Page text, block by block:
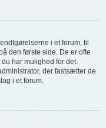
i et forum, til
den første side. De er ofte
har mulighed for det.
der fastsætter de
i et forum.